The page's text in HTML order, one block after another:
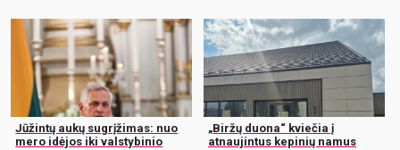
Jūžintų aukų sugrįžimas: nuo
mero idėjos iki valstybinio
„Biržų duona“ kviečia į
atnaujintus kepinių namus